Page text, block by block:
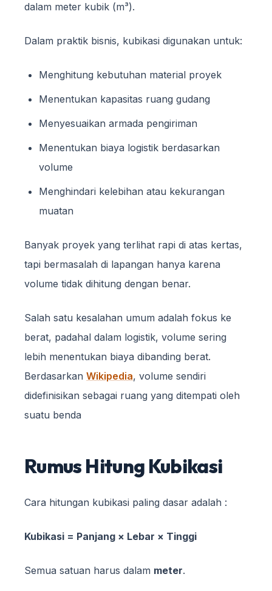
dalam meter kubik (m³).
Dalam praktik bisnis, kubikasi digunakan untuk:
Menghitung kebutuhan material proyek
Menentukan kapasitas ruang gudang
Menyesuaikan armada pengiriman
Menentukan biaya logistik berdasarkan
volume
Menghindari kelebihan atau kekurangan
muatan
Banyak proyek yang terlihat rapi di atas kertas,
tapi bermasalah di lapangan hanya karena
volume tidak dihitung dengan benar.
Salah satu kesalahan umum adalah fokus ke
berat, padahal dalam logistik, volume sering
lebih menentukan biaya dibanding berat.
Berdasarkan Wikipedia, volume sendiri
didefinisikan sebagai ruang yang ditempati oleh
suatu benda
Rumus Hitung Kubikasi
Cara hitungan kubikasi paling dasar adalah :
Kubikasi = Panjang × Lebar × Tinggi
Semua satuan harus dalam meter.